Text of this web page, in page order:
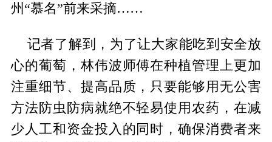
州“慕名”前来采摘……
记者了解到，为了让大家能吃到安全放
心的葡萄，林伟波师傅在种植管理上更加
注重细节、提高品质，只要能够用无公害
方法防虫防病就绝不轻易使用农药，在减
少人工和资金投入的同时，确保消费者来